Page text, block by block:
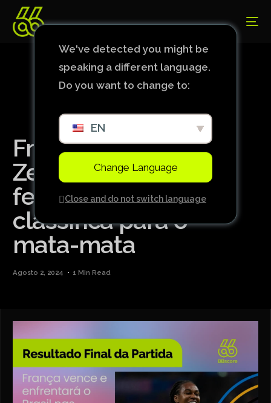
França vence a Nova
Zelândia no futebol
feminino e se
classifica para o
mata-mata
Agosto 2, 2024 1 Min Read
We've detected you might be
speaking a different language.
Do you want to change to:
EN
Change Language
Close and do not switch language